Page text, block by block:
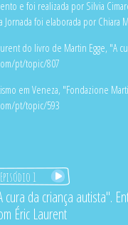
e foi realizada por Silvia
Jornada foi elaborada por Chiara
do livro de Martin Egge, "A
pt/topic/807
em Veneza, "Fondazione
pt/topic/593
Episódio 1
cura da criança autista".
Éric Laurent